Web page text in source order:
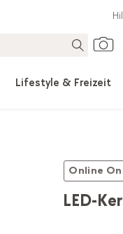
Lifestyle & Freizeit
Online
LED-